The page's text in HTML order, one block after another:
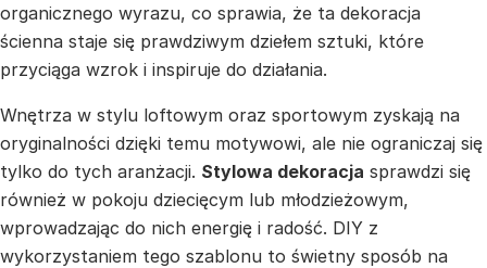
organicznego wyrazu, co sprawia, że ta dekoracja
ścienna staje się prawdziwym dziełem sztuki, które
przyciąga wzrok i inspiruje do działania.
Wnętrza w stylu loftowym oraz sportowym zyskają na
oryginalności dzięki temu motywowi, ale nie ograniczaj się
tylko do tych aranżacji. Stylowa dekoracja sprawdzi się
również w pokoju dziecięcym lub młodzieżowym,
wprowadzając do nich energię i radość. DIY z
wykorzystaniem tego szablonu to świetny sposób na